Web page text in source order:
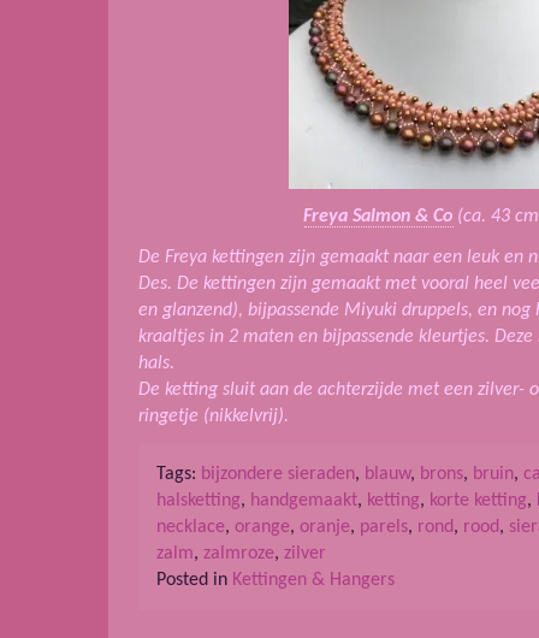
Freya Salmon & Co (ca. 43
De Freya kettingen zijn gemaakt naar een leuk en
Des. De kettingen zijn gemaakt met vooral heel
en glanzend), bijpassende Miyuki druppels, en
kraaltjes in 2 maten en bijpassende kleurtjes.
hals.
De ketting sluit aan de achterzijde met een zilver-
ringetje (nikkelvrij).
Tags: bijzondere sieraden, blauw, brons, bruin,
halsketting, handgemaakt, ketting, korte ketting,
necklace, orange, oranje, parels, rond, rood,
zalm, zalmroze, zilver
Posted in Kettingen & Hangers